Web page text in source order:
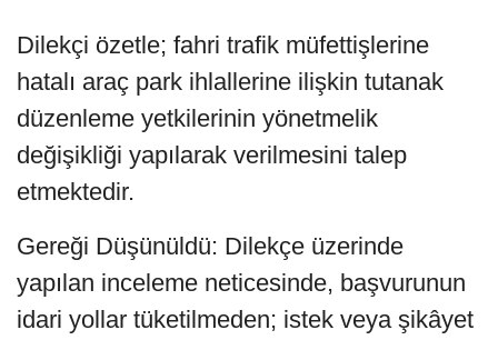
Dilekçi özetle; fahri trafik müfettişlerine
hatalı araç park ihlallerine ilişkin tutanak
düzenleme yetkilerinin yönetmelik
değişikliği yapılarak verilmesini talep
etmektedir.
Gereği Düşünüldü: Dilekçe üzerinde
yapılan inceleme neticesinde, başvurunun
idari yollar tüketilmeden; istek veya şikâyet